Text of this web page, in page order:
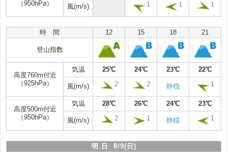
（950hPa）
風(m/s) 1 1 1
時 間 12 15 18 21
登山指数
高度760m付近
（925hPa）
気温 25℃ 24℃ 23℃ 22℃
風(m/s) 2 2 静穏 1
高度500m付近
（950hPa）
気温 28℃ 26℃ 24℃ 23℃
風(m/s) 2 1 静穏 1
明 日 8/9(日)